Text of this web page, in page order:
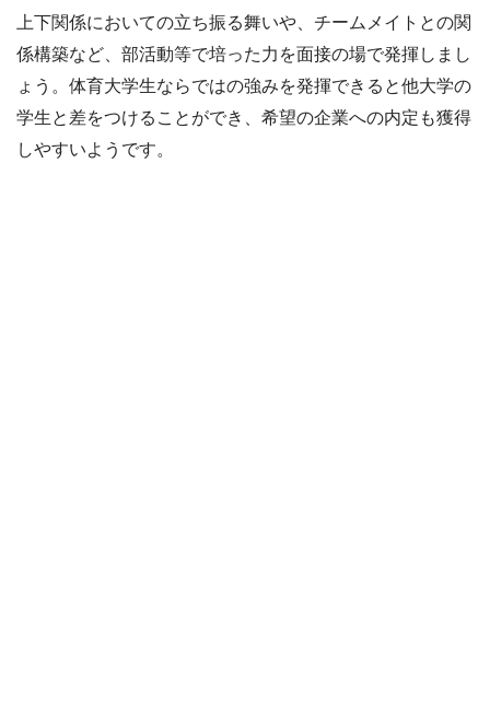
上下関係においての立ち振る舞いや、チームメイトとの関
係構築など、部活動等で培った力を面接の場で発揮しまし
ょう。体育大学生ならではの強みを発揮できると他大学の
学生と差をつけることができ、希望の企業への内定も獲得
しやすいようです。